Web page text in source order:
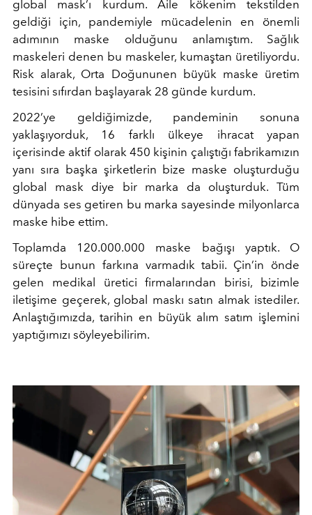
global mask’ı kurdum. Aile kökenim tekstilden
geldiği için, pandemiyle mücadelenin en önemli
adımının maske olduğunu anlamıştım. Sağlık
maskeleri denen bu maskeler, kumaştan üretiliyordu.
Risk alarak, Orta Doğununen büyük maske üretim
tesisini sıfırdan başlayarak 28 günde kurdum.
2022’ye geldiğimizde, pandeminin sonuna
yaklaşıyorduk, 16 farklı ülkeye ihracat yapan
içerisinde aktif olarak 450 kişinin çalıştığı fabrikamızın
yanı sıra başka şirketlerin bize maske oluşturduğu
global mask diye bir marka da oluşturduk. Tüm
dünyada ses getiren bu marka sayesinde milyonlarca
maske hibe ettim.
Toplamda 120.000.000 maske bağışı yaptık. O
süreçte bunun farkına varmadık tabii. Çin’in önde
gelen medikal üretici firmalarından birisi, bizimle
iletişime geçerek, global maskı satın almak istediler.
Anlaştığımızda, tarihin en büyük alım satım işlemini
yaptığımızı söyleyebilirim.